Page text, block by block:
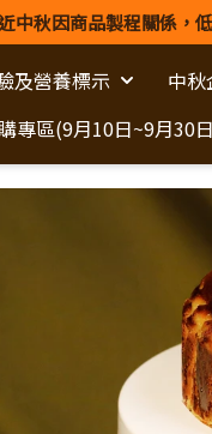
中秋因商品製程關係，
及營養標示 中
專區(9月10日~9月30